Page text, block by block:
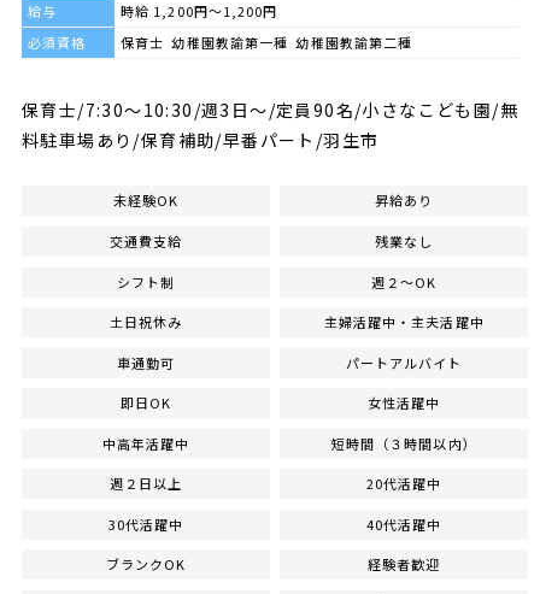
給与
時給 1,200円～1,200円
必須資格
保育士 幼稚園教諭第一種 幼稚園教諭第二種
保育士/7:30～10:30/週3日～/定員90名/小さなこども園/無
料駐車場あり/保育補助/早番パート/羽生市
未経験OK 昇給あり
交通費支給 残業なし
シフト制 週２～OK
土日祝休み 主婦活躍中・主夫活躍中
車通勤可 パートアルバイト
即日OK 女性活躍中
中高年活躍中 短時間（３時間以内）
週２日以上 20代活躍中
30代活躍中 40代活躍中
ブランクOK 経験者歓迎